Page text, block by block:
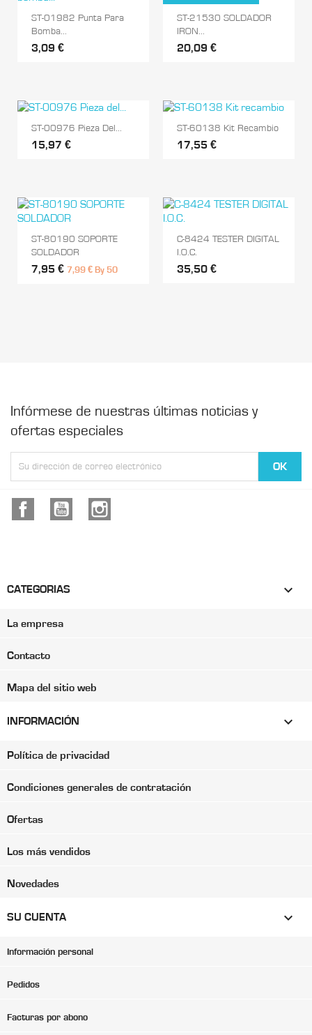
ST-01982 Punta Para
Bomba...
3,09 €
ST-21530 SOLDADOR
IRON...
20,09 €
ST-00976 Pieza Del...
15,97 €
ST-60138 Kit Recambio
17,55 €
ST-80190 SOPORTE
SOLDADOR
7,95 € 7,99 € By 50
C-8424 TESTER DIGITAL
I.O.C.
35,50 €
Infórmese de nuestras últimas noticias y
ofertas especiales
Facebook YouTube
CATEGORIAS 
La empresa
Contacto
Mapa del sitio web
INFORMACIÓN 
Política de privacidad
Condiciones generales de contratación
Ofertas
Los más vendidos
Novedades
SU CUENTA 
Información personal
Pedidos
Facturas por abono